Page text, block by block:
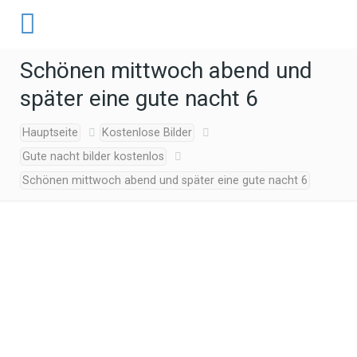
Schönen mittwoch abend und
später eine gute nacht 6
Hauptseite
Kostenlose Bilder
Gute nacht bilder kostenlos
Schönen mittwoch abend und später eine gute nacht 6